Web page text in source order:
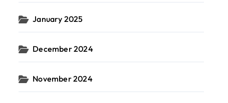
January 2025
December 2024
November 2024